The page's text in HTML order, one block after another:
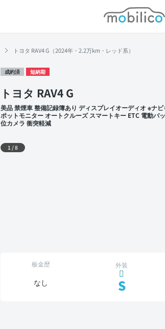
モビリコ
トヨタ RAV4 G（2024年・2.2万km・レッド系）
成約済 短納期
トヨタ RAV4 G
美品 禁煙車 整備記録簿あり ディスプレイオーディオ ※ナ
ポットモニター オートクルーズ スマートキー ETC 電動バ
位カメラ 衝突軽減
外装 左前
1 /8
板金歴
なし
外装
S